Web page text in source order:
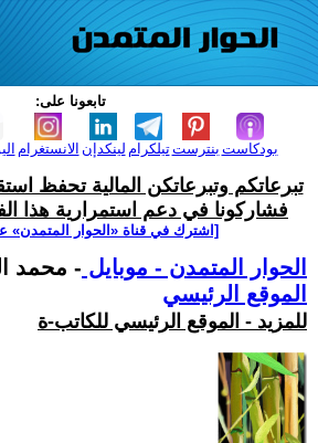
تابعونا على:
الانستغرام لينكدإن تيلكرامبنترست بودكاست
تبرعاتكم وتبرعاتكن المالية تحفظ
فشاركونا في دعم استمرارية هذا
[اشترك في قناة ‫«الحوار المتمدن»
الحوار المتمدن - موبايل - محمد
الموقع الرئيسي
للمزيد - الموقع الرئيسي للكاتب-ة